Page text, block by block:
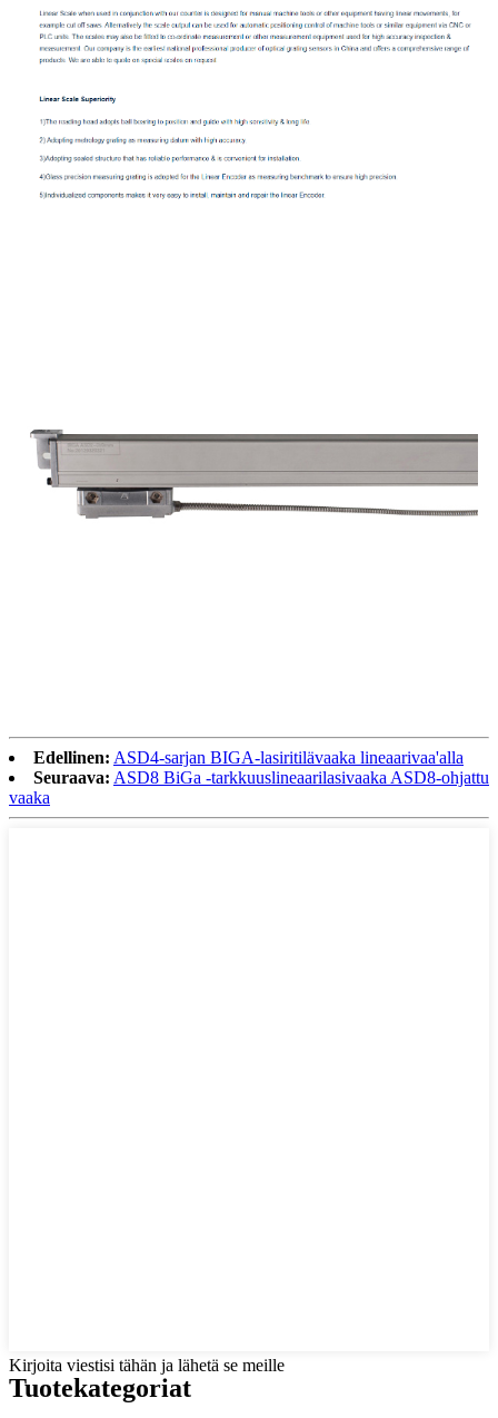
Edellinen: ASD4-sarjan BIGA-lasiritilävaaka lineaarivaa'alla
Seuraava: ASD8 BiGa -tarkkuuslineaarilasivaaka ASD8-ohjattu
vaaka
Kirjoita viestisi tähän ja lähetä se meille
Tuotekategoriat